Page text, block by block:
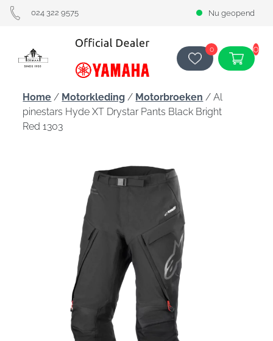
024 322 9575 Nu geopend
0 0
Home / Motorkleding / Motorbroeken / Al
pinestars Hyde XT Drystar Pants Black Bright
Red 1303